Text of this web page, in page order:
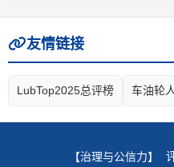
友情链接
LubTop2025总评榜 车油轮
【治理与公信力】